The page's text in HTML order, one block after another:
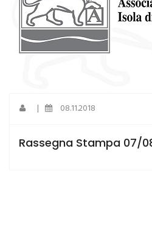
| 08.11.2018
Rassegna Stampa 07/